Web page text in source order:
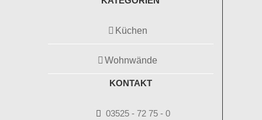
Küchen
Wohnwände
KONTAKT
03525 - 72 75 - 0